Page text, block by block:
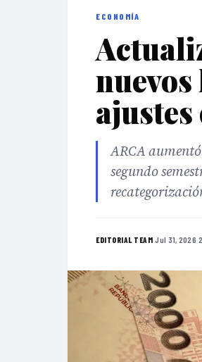
ECONOMÍA
ajustes
ARCA
segundo
EDITORIAL TEAM·Jul 31, 2026·